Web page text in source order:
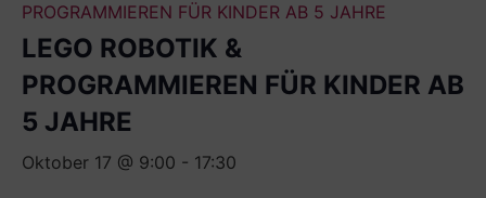
PROGRAMMIEREN FÜR KINDER AB 5 JAHRE
LEGO ROBOTIK &
PROGRAMMIEREN FÜR KINDER AB
5 JAHRE
Oktober 17 @ 9:00 - 17:30